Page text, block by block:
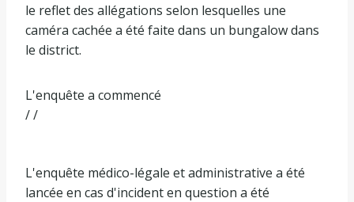
le reflet des allégations selon lesquelles une
caméra cachée a été faite dans un bungalow dans
le district.
L'enquête a commencé
/ /
L'enquête médico-légale et administrative a été
lancée en cas d'incident en question a été